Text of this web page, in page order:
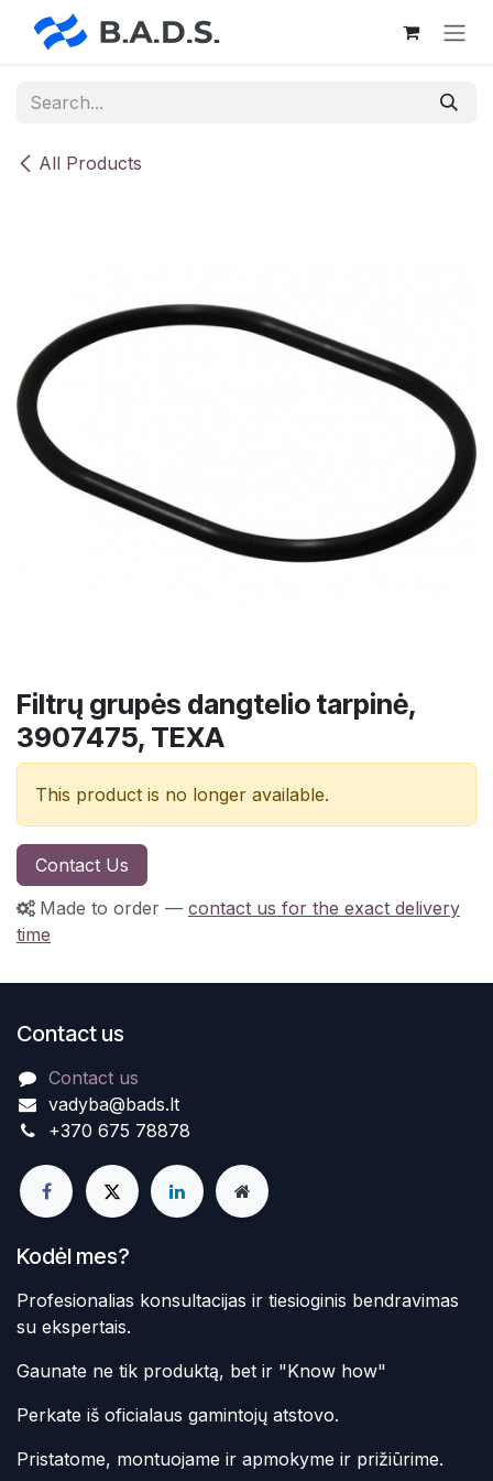
Skip to Content
All Products
Filtrų grupės dangtelio tarpinė,
3907475, TEXA
This product is no longer available.
Contact Us
Made to order — contact us for the exact delivery
time
Contact us
Contact us
vadyba@bads.lt
+370 675 78878
Kodėl mes?
Profesionalias konsultacijas ir tiesioginis bendravimas
su ekspertais.
Gaunate ne tik produktą, bet ir "Know how"
Perkate iš oficialaus gamintojų atstovo.
Pristatome, montuojame ir apmokyme ir prižiūrime.